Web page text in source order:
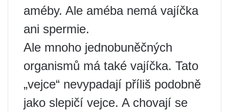
améby. Ale améba nemá vajíčka
ani spermie.
Ale mnoho jednobuněčných
organismů má také vajíčka. Tato
„vejce“ nevypadají příliš podobně
jako slepičí vejce. A chovají se